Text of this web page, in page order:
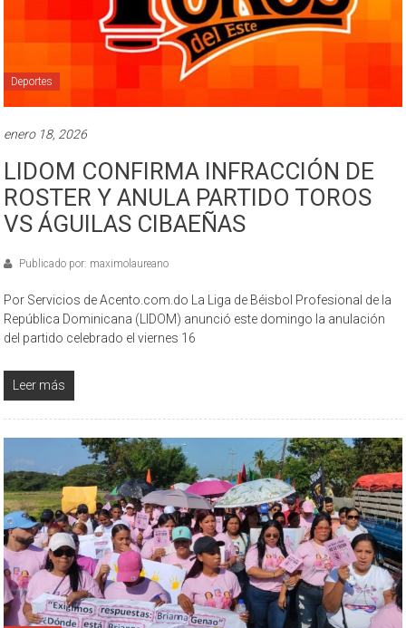
Deportes
enero 18, 2026
LIDOM CONFIRMA INFRACCIÓN DE
ROSTER Y ANULA PARTIDO TOROS
VS ÁGUILAS CIBAEÑAS
Publicado por: maximolaureano
Por Servicios de Acento.com.do La Liga de Béisbol Profesional de la
República Dominicana (LIDOM) anunció este domingo la anulación
del partido celebrado el viernes 16
Leer más